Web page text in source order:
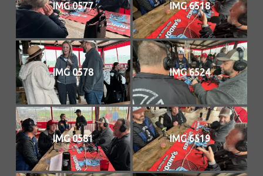
IMG 0577 IMG 6518
IMG 0578 IMG 6524
IMG 0581 IMG 6519